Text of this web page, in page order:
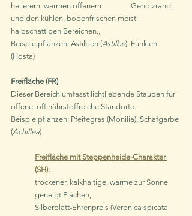
hellerem, warmen offenem 		Gehölzrand,
und den kühlen, bodenfrischen meist
halbschattigen Bereichen.,
Beispielpflanzen: Astilben (Astilbe), Funkien
(Hosta)
Freifläche (FR)
Dieser Bereich umfasst lichtliebende Stauden für
offene, oft nährstoffreiche Standorte.
Beispielpflanzen: Pfeifegras (Monilia), Schafgarbe
(Achillea)
Freifläche mit Steppenheide-Charakter
(SH):
trockener, kalkhaltige, warme zur Sonne
geneigt Flächen,
Silberblatt-Ehrenpreis (Veronica spicata